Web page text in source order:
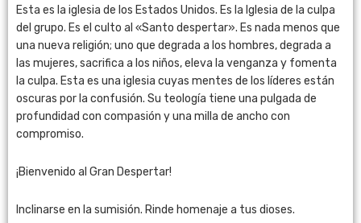
Esta es la iglesia de los Estados Unidos. Es la Iglesia de la culpa
del grupo. Es el culto al «Santo despertar». Es nada menos que
una nueva religión; uno que degrada a los hombres, degrada a
las mujeres, sacrifica a los niños, eleva la venganza y fomenta
la culpa. Esta es una iglesia cuyas mentes de los líderes están
oscuras por la confusión. Su teología tiene una pulgada de
profundidad con compasión y una milla de ancho con
compromiso.
¡Bienvenido al Gran Despertar!
Inclinarse en la sumisión. Rinde homenaje a tus dioses.